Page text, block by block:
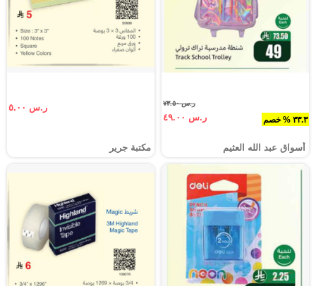
٣٣.٣ % خصم
ر.س ٧٣.٥٠
ر.س ٤٩.٠٠
أسواق عبد الله العثيم
ر.س ٥.٠٠
مكتبة جرير